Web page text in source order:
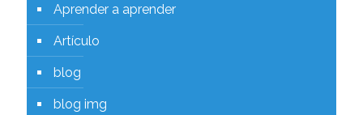
Aprender a aprender
Artículo
blog
blog img